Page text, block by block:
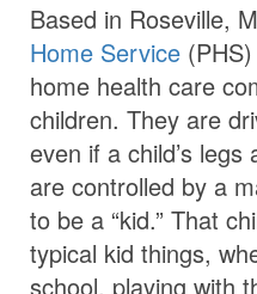
Based in Roseville,
Home Service
home health care
children. They are
even if a child’s
are controlled by a
to be a “kid.” That
typical kid things,
school, playing with